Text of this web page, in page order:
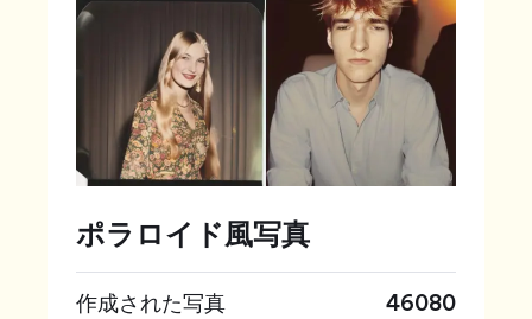
ポラロイド風写真
作成された写真 46080